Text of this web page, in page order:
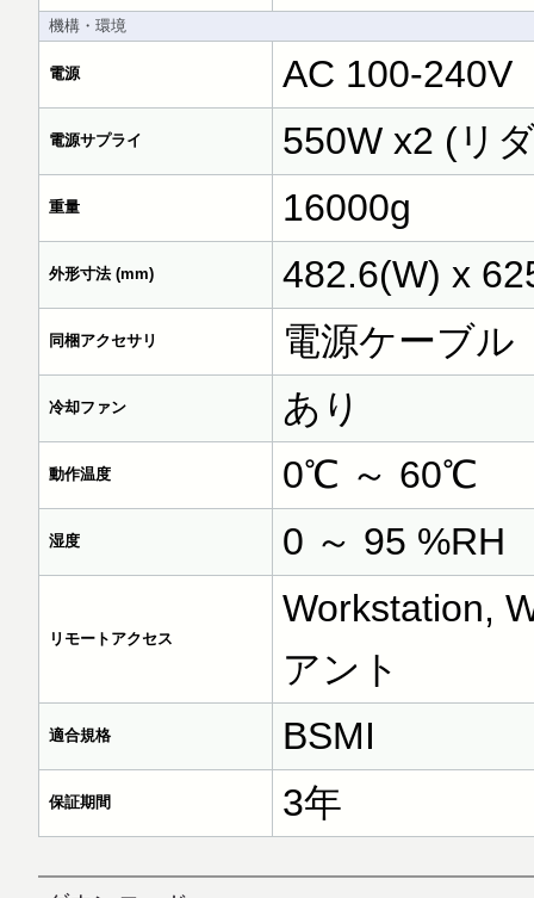
機構・環境
電源 AC 100-240V
電源サプライ 550W x2 (リ
重量 16000g
外形寸法 (mm) 482.6(W) x
同梱アクセサリ 電源ケーブル
冷却ファン あり
動作温度 0℃ ～ 60℃
湿度 0 ～ 95 %RH
リモートアクセス
Workstation,
アント
適合規格 BSMI
保証期間 3年